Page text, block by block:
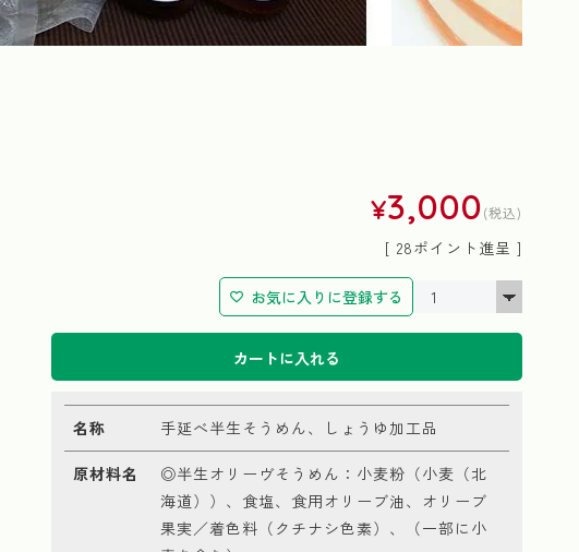
¥3,000 税込
[ 28ポイント進呈 ]
お気に入りに登録する
カートに入れる
名称 手延べ半生そうめん、しょうゆ加工品
原材料名
◎半生オリーヴそうめん：小麦粉（小麦（北
海道））、食塩、食用オリーブ油、オリーブ
果実／着色料（クチナシ色素）、（一部に小